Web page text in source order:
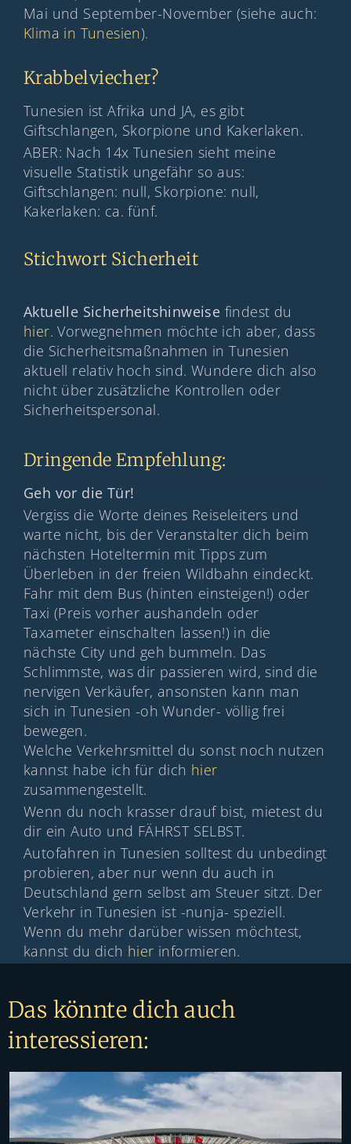
Mai und September-November (siehe auch:
Klima in Tunesien).
Krabbelviecher?
Tunesien ist Afrika und JA, es gibt
Giftschlangen, Skorpione und Kakerlaken.
ABER: Nach 14x Tunesien sieht meine
visuelle Statistik ungefähr so aus:
Giftschlangen: null, Skorpione: null,
Kakerlaken: ca. fünf.
Stichwort Sicherheit
Aktuelle Sicherheitshinweise findest du
hier. Vorwegnehmen möchte ich aber, dass
die Sicherheitsmaßnahmen in Tunesien
aktuell relativ hoch sind. Wundere dich also
nicht über zusätzliche Kontrollen oder
Sicherheitspersonal.
Dringende Empfehlung:
Geh vor die Tür!
Vergiss die Worte deines Reiseleiters und
warte nicht, bis der Veranstalter dich beim
nächsten Hoteltermin mit Tipps zum
Überleben in der freien Wildbahn eindeckt.
Fahr mit dem Bus (hinten einsteigen!) oder
Taxi (Preis vorher aushandeln oder
Taxameter einschalten lassen!) in die
nächste City und geh bummeln. Das
Schlimmste, was dir passieren wird, sind die
nervigen Verkäufer, ansonsten kann man
sich in Tunesien -oh Wunder- völlig frei
bewegen.
Welche Verkehrsmittel du sonst noch nutzen
kannst habe ich für dich hier
zusammengestellt.
Wenn du noch krasser drauf bist, mietest du
dir ein Auto und FÄHRST SELBST.
Autofahren in Tunesien solltest du unbedingt
probieren, aber nur wenn du auch in
Deutschland gern selbst am Steuer sitzt. Der
Verkehr in Tunesien ist -nunja- speziell.
Wenn du mehr darüber wissen möchtest,
kannst du dich hier informieren.
Das könnte dich auch
interessieren: